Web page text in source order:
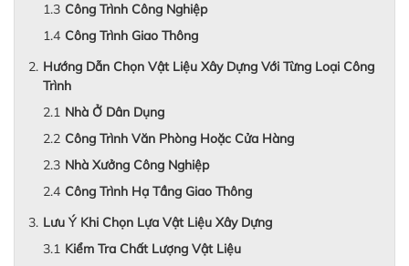
Công Trình Công Nghiệp
Công Trình Giao Thông
Hướng Dẫn Chọn Vật Liệu Xây Dựng Với Từng Loại Công
Trình
Nhà Ở Dân Dụng
Công Trình Văn Phòng Hoặc Cửa Hàng
Nhà Xưởng Công Nghiệp
Công Trình Hạ Tầng Giao Thông
Lưu Ý Khi Chọn Lựa Vật Liệu Xây Dựng
Kiểm Tra Chất Lượng Vật Liệu